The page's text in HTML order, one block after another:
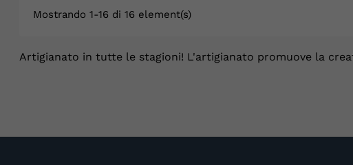
Mostrando 1-16 di 16 element(s)
Artigianato in tutte le stagioni! L'artigianato promuove la